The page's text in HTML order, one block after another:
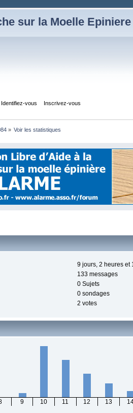
sur la Moelle Epiniere
Identifiez-vous Inscrivez-vous
» Voir les statistiques
9 jours, 2 heures et
133 messages
0 Sujets
0 sondages
2 votes
9 10 11 12 13